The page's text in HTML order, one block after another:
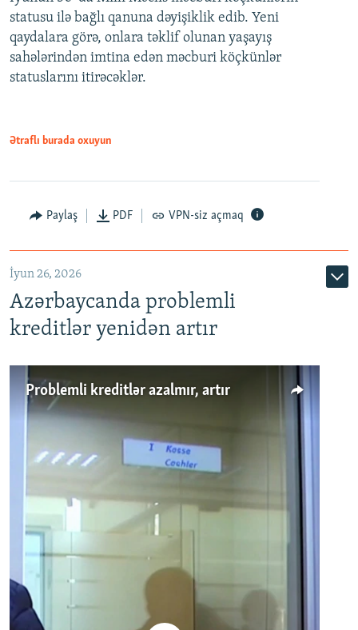
Auto 240p 360p 480p
720p 1080p
480p
720p
statusu ilə bağlı qanuna dəyişiklik edib. Yeni
qaydalara görə, onlara təklif olunan yaşayış
sahələrindən imtina edən məcburi köçkünlər
statuslarını itirəcəklər.
Ətraflı burada oxuyun
Paylaş PDF VPN-siz açmaq
İyun 26, 2026
Azərbaycanda problemli
kreditlər yenidən artır
Problemli kreditlər azalmır, artır